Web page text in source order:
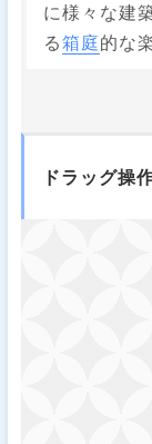
に様々な建
る箱庭的な
ドラッグ操